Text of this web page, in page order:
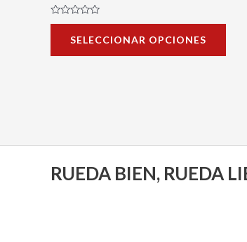
Valorado
SELECCIONAR OPCIONES
RUEDA BIEN, RUEDA